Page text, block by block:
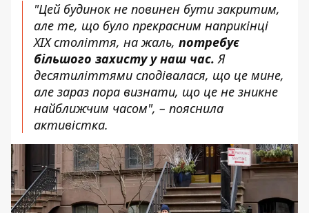
"Цей будинок не повинен бути закритим,
але те, що було прекрасним наприкінці
XIX століття, на жаль, потребує
більшого захисту у наш час. Я
десятиліттями сподівалася, що це мине,
але зараз пора визнати, що це не зникне
найближчим часом", – пояснила
активістка.